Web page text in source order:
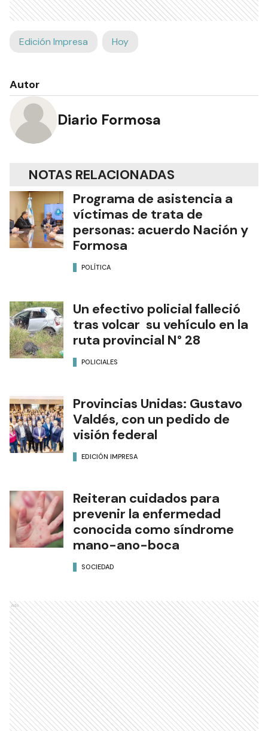
Edición Impresa Hoy
Autor
Diario Formosa
NOTAS RELACIONADAS
Programa de asistencia a
víctimas de trata de
personas: acuerdo Nación y
Formosa
POLÍTICA
Un efectivo policial falleció
tras volcar su vehículo en la
ruta provincial N° 28
POLICIALES
Provincias Unidas: Gustavo
Valdés, con un pedido de
visión federal
EDICIÓN IMPRESA
Reiteran cuidados para
prevenir la enfermedad
conocida como síndrome
mano-ano-boca
SOCIEDAD
Ads